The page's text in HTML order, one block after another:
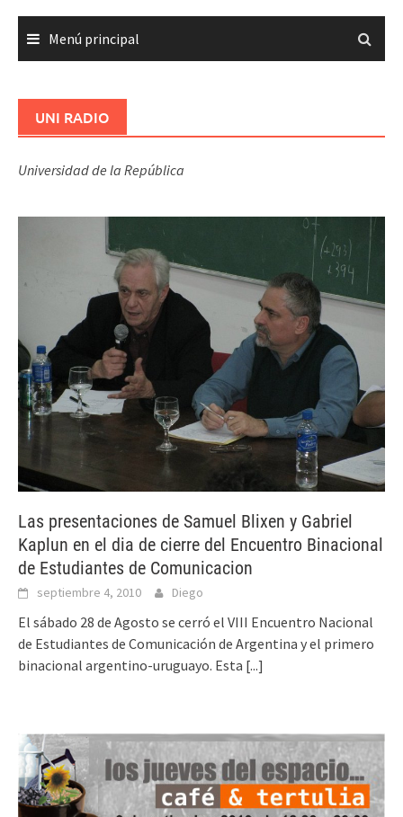
Menú principal
UNI RADIO
Universidad de la República
Las presentaciones de Samuel Blixen y Gabriel
Kaplun en el dia de cierre del Encuentro Binacional
de Estudiantes de Comunicacion
septiembre 4, 2010 Diego
El sábado 28 de Agosto se cerró el VIII Encuentro Nacional
de Estudiantes de Comunicación de Argentina y el primero
binacional argentino-uruguayo. Esta [...]